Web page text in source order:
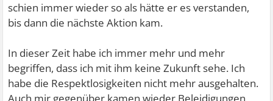
schien immer wieder so als hätte er es verstanden,
bis dann die nächste Aktion kam.
In dieser Zeit habe ich immer mehr und mehr
begriffen, dass ich mit ihm keine Zukunft sehe. Ich
habe die Respektlosigkeiten nicht mehr ausgehalten.